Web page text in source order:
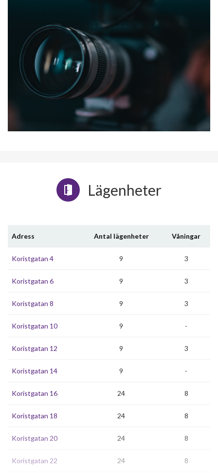
Lägenheter
Adress Antal lägenheter Våningar
Koristgatan 4 9 3
Koristgatan 6 9 3
Koristgatan 8 9 3
Koristgatan 10 9 -
Koristgatan 12 9 3
Koristgatan 14 9 -
Koristgatan 16 24 8
Koristgatan 18 24 8
Koristgatan 20 24 8
Koristgatan 22 24 8